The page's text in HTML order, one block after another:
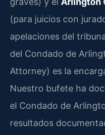
(para juicios con
apelaciones del
del Condado de
Attorney) es la
Nuestro bufete ha
el Condado de
resultados